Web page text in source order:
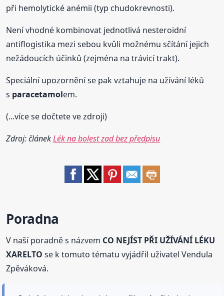
při hemolytické anémii (typ chudokrevnosti).
Není vhodné kombinovat jednotlivá nesteroidní
antiflogistika mezi sebou kvůli možnému sčítání jejich
nežádoucích účinků (zejména na trávicí trakt).
Speciální upozornění se pak vztahuje na užívání léků
s paracetamolem.
(...více se dočtete ve zdroji)
Zdroj: článekLék na bolest zad bez předpisu
Poradna
V naší poradně s názvem CO NEJÍST PŘI UŽÍVÁNÍ LÉKU
XARELTO se k tomuto tématu vyjádřil uživatel Vendula
Zpěváková.